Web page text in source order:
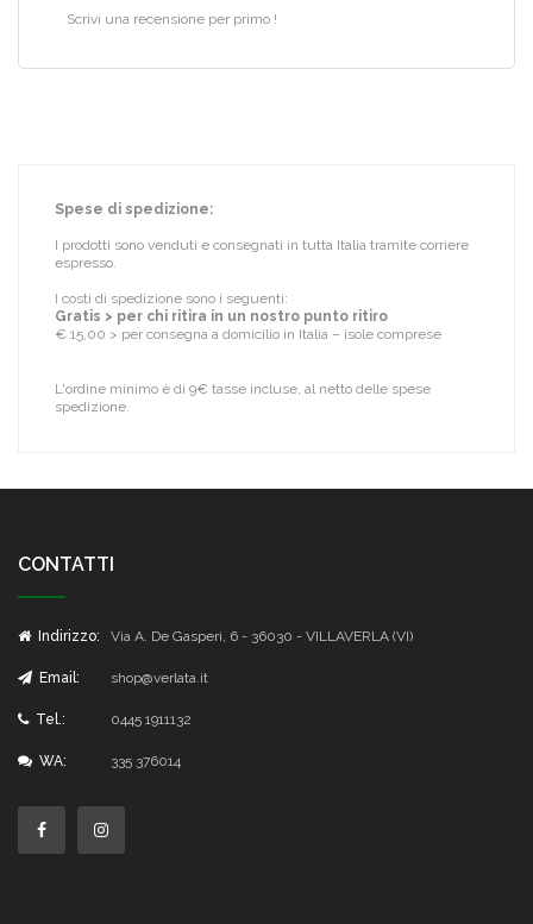
Scrivi una recensione per primo !
Spese di spedizione:
I prodotti sono venduti e consegnati in tutta Italia tramite corriere
espresso.
I costi di spedizione sono i seguenti:
Gratis > per chi ritira in un nostro punto ritiro
€ 15,00 > per consegna a domicilio in Italia – isole comprese
L'ordine minimo è di 9€ tasse incluse, al netto delle spese
spedizione.
CONTATTI
Indirizzo: Via A. De Gasperi, 6 - 36030 - VILLAVERLA (VI)
Email: shop@verlata.it
Tel.: 0445 1911132
WA: 335 376014